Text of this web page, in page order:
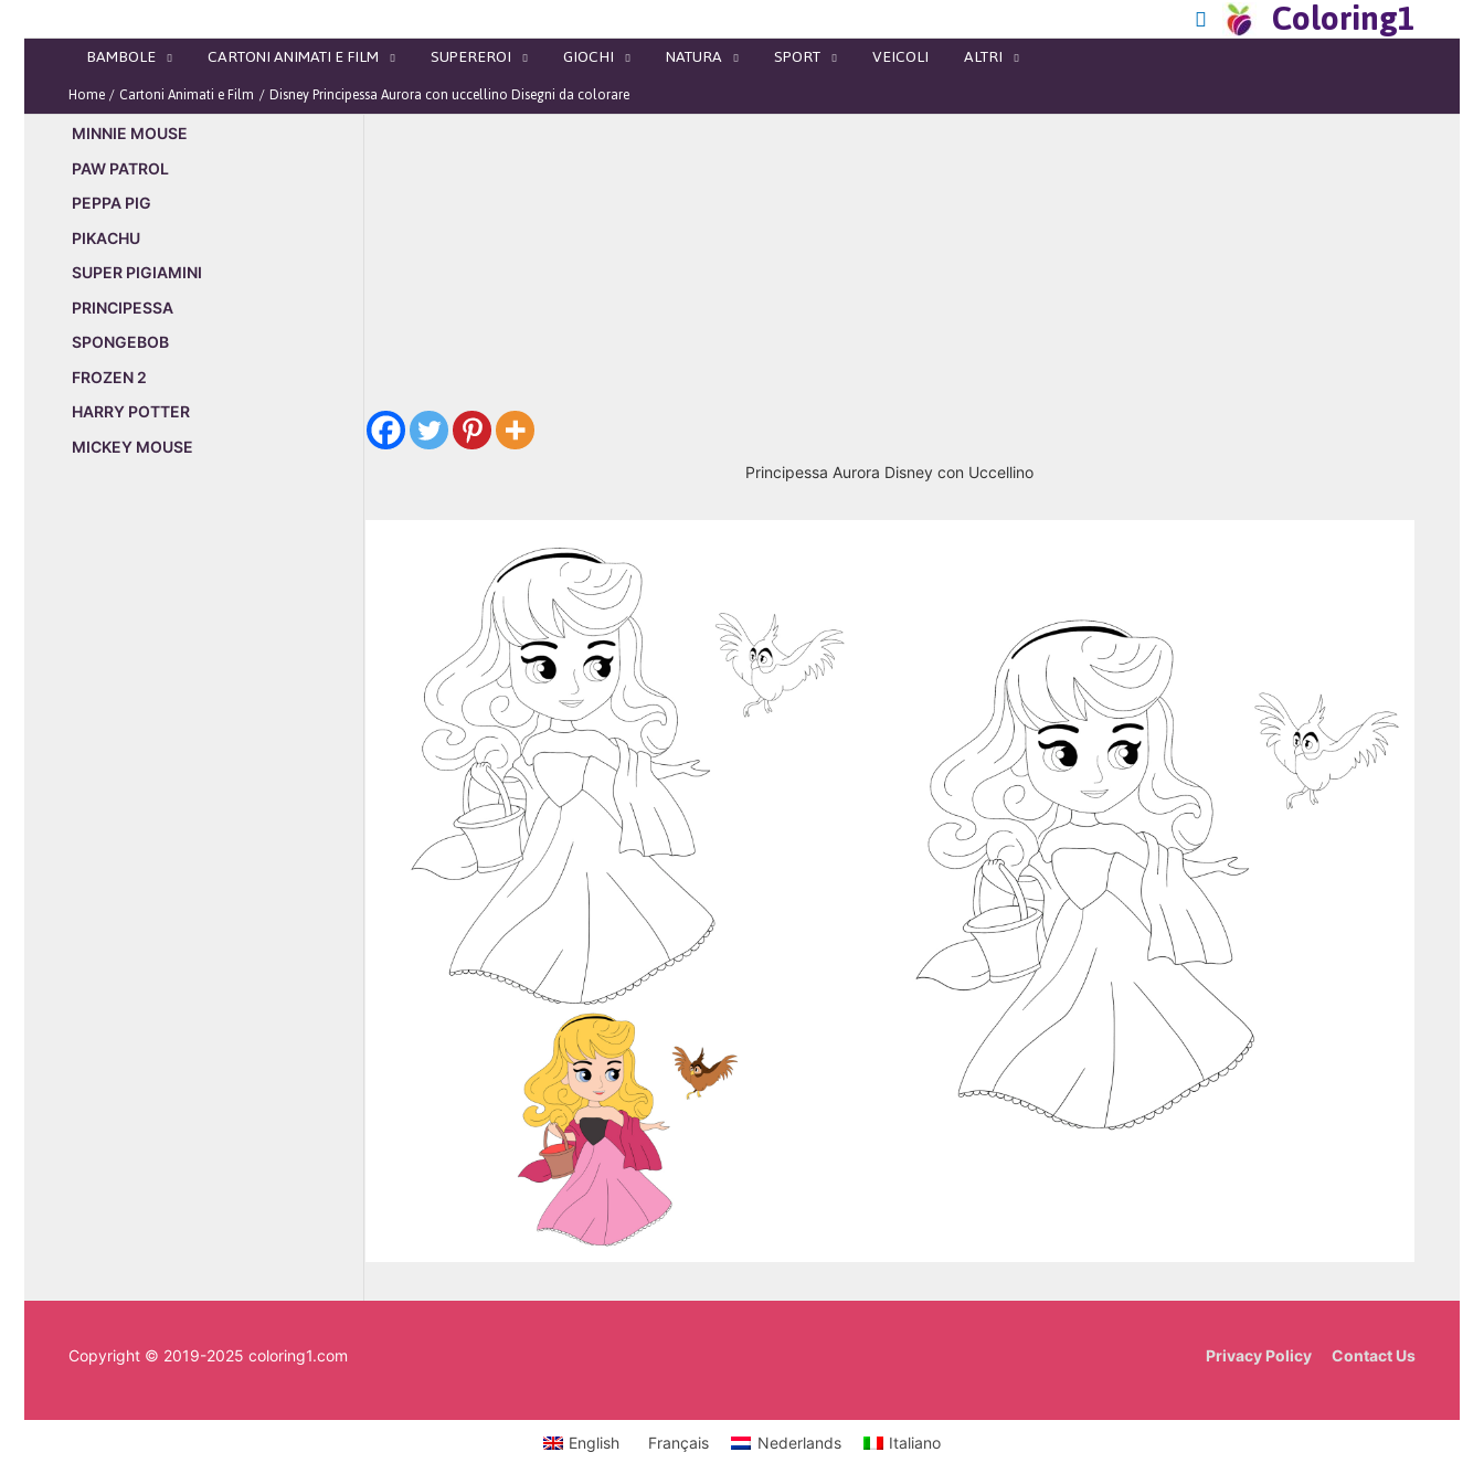
Coloring1
BAMBOLE CARTONI ANIMATI E FILM SUPEREROI GIOCHI NATURA SPORT VEICOLI ALTRI
Home Cartoni Animati e Film Disney Principessa Aurora con uccellino Disegni da colorare
MINNIE MOUSE
PAW PATROL
PEPPA PIG
PIKACHU
SUPER PIGIAMINI
PRINCIPESSA
SPONGEBOB
FROZEN 2
HARRY POTTER
MICKEY MOUSE
Principessa Aurora Disney con Uccellino
Copyright © 2019-2025 coloring1.com Privacy Policy Contact Us
English Français Nederlands Italiano